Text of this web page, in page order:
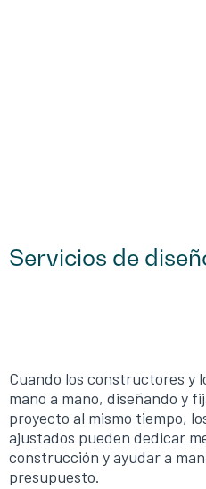
Servicios de
Cuando los constructores y
mano a mano, diseñando y
proyecto al mismo tiempo,
ajustados pueden dedicar
construcción y ayudar a
presupuesto.